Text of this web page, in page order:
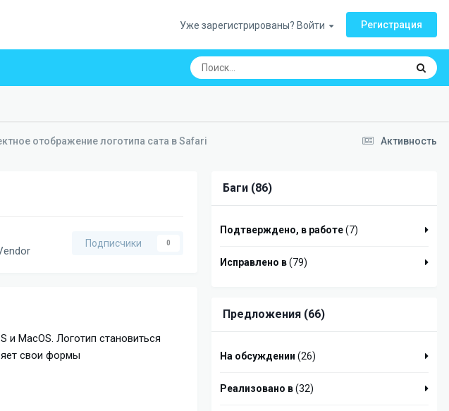
Уже зарегистрированы? Войти Регистрация
Активность
отображение логотипа сата в Safari
Подписчики 0
MacOS. Логотип становиться
свои формы
Баги (86)
Подтверждено, в работе(7)
Исправлено в(79)
Предложения (66)
На обсуждении (26)
Реализовано в(32)